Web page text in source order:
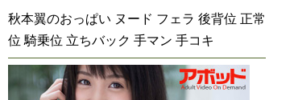
秋本翼のおっぱい ヌード フェラ 後背位 正常
位 騎乗位 立ちバック 手マン 手コキ